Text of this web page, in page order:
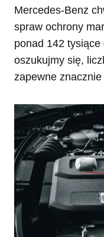
Mercedes-Benz
spraw ochrony
ponad 142
oszukujmy się,
zapewne